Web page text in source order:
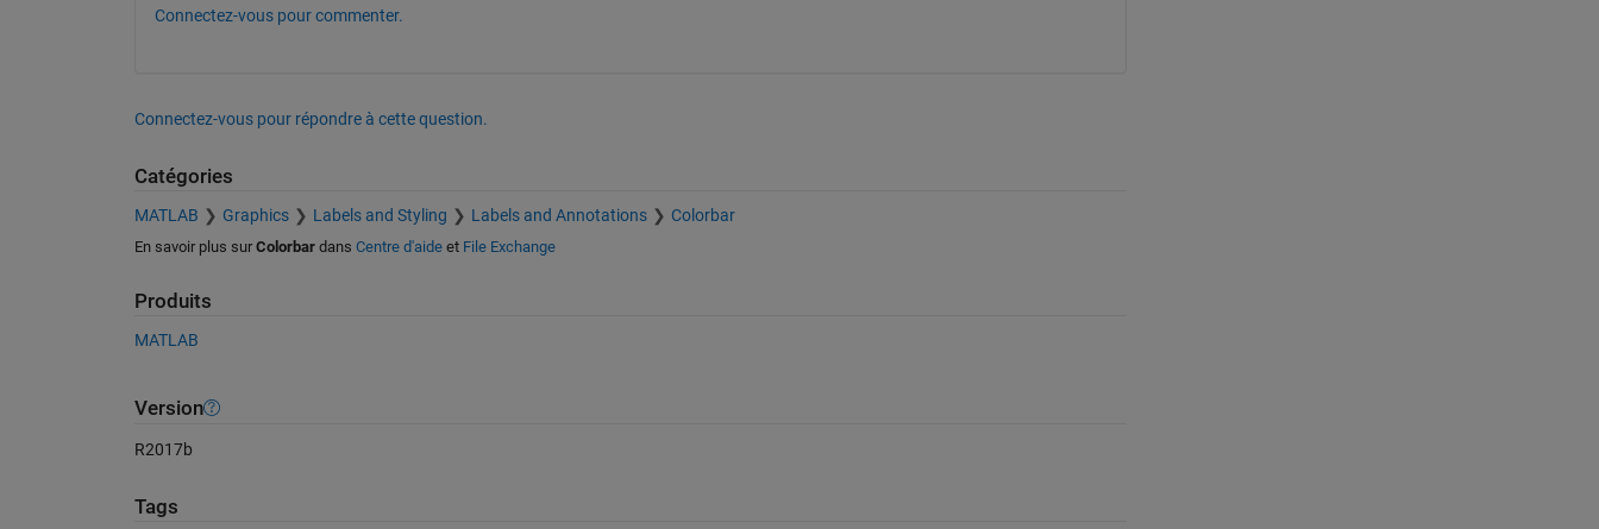
Connectez-vous pour commenter.
Connectez-vous pour répondre à cette question.
Catégories
MATLAB Graphics Labels and Styling Labels and Annotations Colorbar
En savoir plus sur Colorbardans Centre d'aideet File Exchange
Produits
MATLAB
Version
R2017b
Tags